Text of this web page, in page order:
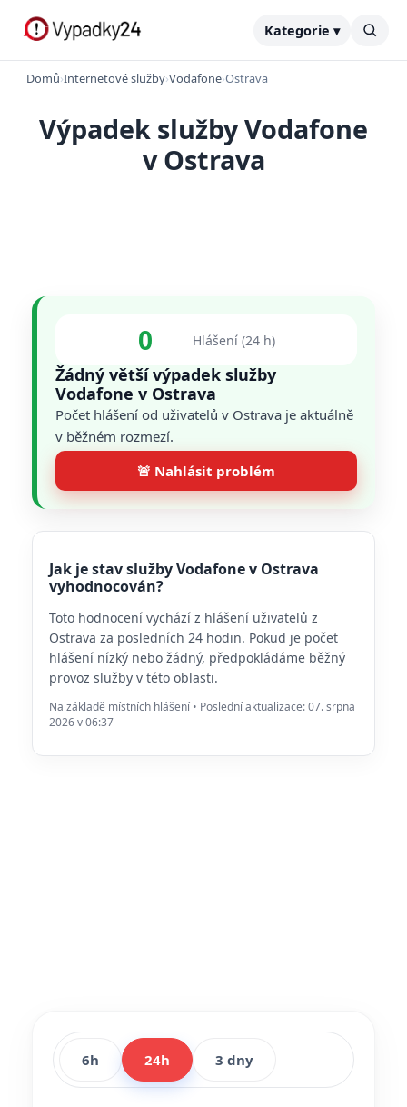
Kategorie ▾
Domů›Internetové služby›Vodafone›Ostrava
Výpadek služby Vodafone
v Ostrava
0 Hlášení (24 h)
Žádný větší výpadek služby
Vodafone v Ostrava
Počet hlášení od uživatelů v Ostrava je aktuálně
v běžném rozmezí.
🚨 Nahlásit problém
Jak je stav služby Vodafone v Ostrava
vyhodnocován?
Toto hodnocení vychází z hlášení uživatelů z
Ostrava za posledních 24 hodin. Pokud je počet
hlášení nízký nebo žádný, předpokládáme běžný
provoz služby v této oblasti.
Na základě místních hlášení • Poslední aktualizace: 07. srpna
2026 v 06:37
6h 24h 3 dny